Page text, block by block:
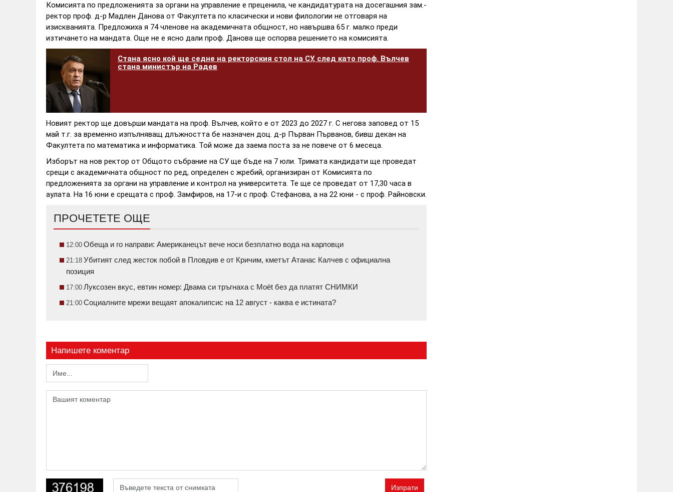
Комисията по предложенията за органи на управление е преценила, че кандидатурата на досегашния зам.-
ректор проф. д-р Мадлен Данова от Факултета по класически и нови филологии не отговаря на
изискванията. Предложиха я 74 членове на академичната общност, но навършва 65 г. малко преди
изтичането на мандата. Още не е ясно дали проф. Данова ще оспорва решението на комисията.
Стана ясно кой ще седне на ректорския стол на СУ, след като проф. Вълчев
стана министър на Радев
Новият ректор ще довърши мандата на проф. Вълчев, който е от 2023 до 2027 г. С негова заповед от 15
май т.г. за временно изпълняващ длъжността бе назначен доц. д-р Първан Първанов, бивш декан на
Факултета по математика и информатика. Той може да заема поста за не повече от 6 месеца.
Изборът на нов ректор от Общото събрание на СУ ще бъде на 7 юли. Тримата кандидати ще проведат
срещи с академичната общност по ред, определен с жребий, организиран от Комисията по
предложенията за органи на управление и контрол на университета. Те ще се проведат от 17,30 часа в
аулата. На 16 юни е срещата с проф. Замфиров, на 17-и с проф. Стефанова, а на 22 юни - с проф. Райновски.
ПРОЧЕТЕТЕ ОЩЕ
12:00 Обеща и го направи: Американецът вече носи безплатно вода на карловци
21:18 Убитият след жесток побой в Пловдив е от Кричим, кметът Атанас Калчев с официална
позиция
17:00 Луксозен вкус, евтин номер: Двама си тръгнаха с Moët без да платят СНИМКИ
21:00 Социалните мрежи вещаят апокалипсис на 12 август - каква е истината?
Напишете коментар
Изпрати